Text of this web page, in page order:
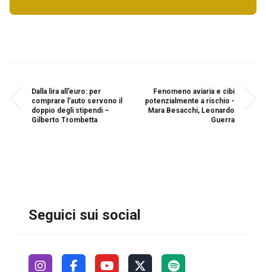
Dalla lira all’euro: per
comprare l’auto servono il
doppio degli stipendi –
Gilberto Trombetta
Fenomeno aviaria e cibi
potenzialmente a rischio -
Mara Besacchi, Leonardo
Guerra
Seguici sui social